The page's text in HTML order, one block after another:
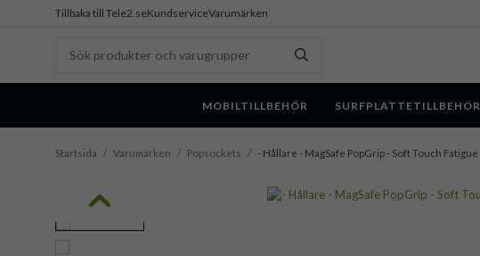
Tillbaka till Tele2.seKundserviceVarumärken
MOBILTILLBEHÖR SURFPLATTETILLBEHÖR
Startsida / Varumärken / Popsockets / - Hållare - MagSafe PopGrip - Soft Touch Fatigue